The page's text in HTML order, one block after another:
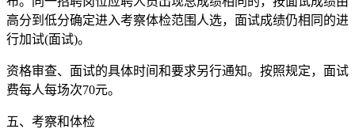
高分到低分确定进入考察体检范围人选，面试成绩仍相同的进
行加试(面试)。
资格审查、面试的具体时间和要求另行通知。按照规定，面试
费每人每场次70元。
五、考察和体检